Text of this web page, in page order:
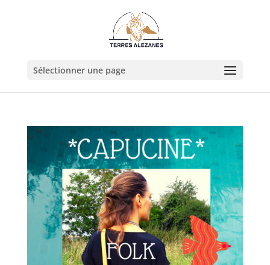
Sélectionner une page